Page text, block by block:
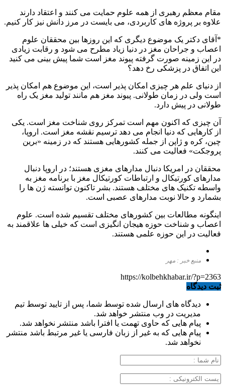
مقام معظم رهبری از همه علوم حمایت می کنند و اعتقاد دارند
علاوه بر پروژه های کاربردی، می بایست در مرز دانش نیز کار کنیم.
*آقای دکتر یک موضوع دیگری که این روزها بین محققان علوم
اعصاب و جراحان مغز در دنیا زیاد مطرح می شود و رقابت زیادی
در این زمینه صورت گرفته پیوند مغز است شما پیش بینی می کنید
این اتفاق در پزشکی رخ دهد؟
از دنیای علم هر چیزی امکان پذیر است، این موضوع هم امکان پذیر
است ولی در زمان طولانی. پیوند مغز هم مانند تولید مغز یک راه
طولانی در پیش دارد.
آن چیزی که اکنون مهم است تمرکز روی شناخت مغز است. یکی
از کارهایی که دنیا انجام می دهد ترسیم نقشه مغز است. اروپا،
چین، کره و ژاپن از جمله کشورهایی هستند که در زمینه «برین
پروجکت» فعالیت می کنند.
محققان در امریکا دنبال مدارهای مغزی هستند؛ در اروپا دنبال
مدارهای کورتیکال و ارتباطات کورتیکال مغز با برنامه مغز به
واسطه تکنیک های مختلف هستند. بشر تاکنون توانسته ژن ها را
بشمارد و حالا نوبت مدارهای عصبی است.
اینگونه مطالعات بین کشورهای مختلف تقسیم شده است. علوم
اعصاب و شناخت حوزه هیجان انگیزی است که خیلی ها علاقمند به
فعالیت در این حوزه علمی هستند.
منبع خبر : مهر
https://kolbehkhabar.ir/?p=2363
ثبت دیدگاه
دیدگاه های ارسال شده توسط شما، پس از تایید توسط تیم
مدیریت در وب منتشر خواهد شد.
پیام هایی که حاوی تهمت یا افترا باشد منتشر نخواهد شد.
پیام هایی که به غیر از زبان فارسی یا غیر مرتبط باشد منتشر
نخواهد شد.